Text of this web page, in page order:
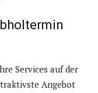
Services auf der
Angebot